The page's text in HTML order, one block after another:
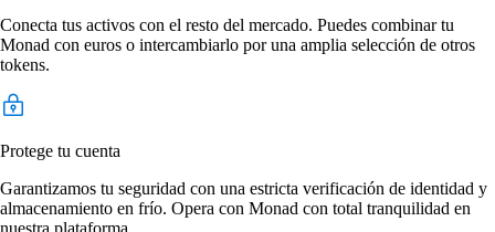
Conecta tus activos con el resto del mercado. Puedes combinar tu
Monad con euros o intercambiarlo por una amplia selección de otros
tokens.
Protege tu cuenta
Garantizamos tu seguridad con una estricta verificación de identidad y
almacenamiento en frío. Opera con Monad con total tranquilidad en
nuestra plataforma.